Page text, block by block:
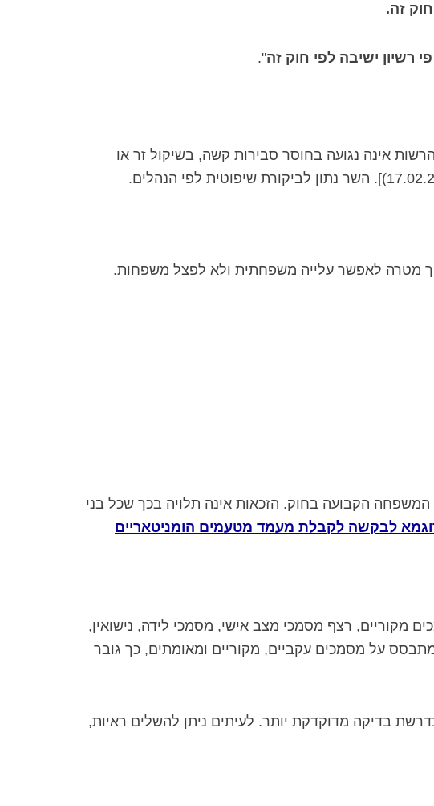
זה.
רשיון ישיבה לפי חוק זה".
אינה נגועה בחוסר סבירות קשה, בשיקול זר או
מטרה לאפשר עלייה משפחתית ולא לפצל משפחות.
המשפחה הקבועה בחוק. הזכאות אינה תלויה בכך שכל בני
לבקשה לקבלת מעמד מטעמים הומניטאריים
מקוריים, רצף מסמכי מצב אישי, מסמכי לידה, נישואין,
מתבסס על מסמכים עקביים, מקוריים ומאומתים, כך גובר
בדיקה מדוקדקת יותר. לעיתים ניתן להשלים ראיות,